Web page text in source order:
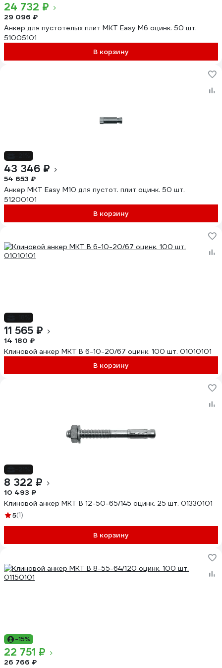
24 732 ₽
29 096 ₽
Анкер для пустотелых плит MKT Easy M6 оцинк. 50 шт.
51005101
В корзину
43 346 ₽
54 653 ₽
Aнкер MKT Easy M10 для пустот. плит оцинк. 50 шт.
51200101
В корзину
11 565 ₽
14 180 ₽
Клиновой анкер MKT B 6-10-20/67 оцинк. 100 шт. 01010101
В корзину
8 322 ₽
10 493 ₽
Клиновой анкер MKT B 12-50-65/145 оцинк. 25 шт. 01330101
5(1)
В корзину
-15%
22 751 ₽
26 766 ₽